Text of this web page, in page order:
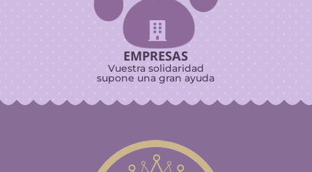

EMPRESAS
Vuestra solidaridad
supone una gran ayuda